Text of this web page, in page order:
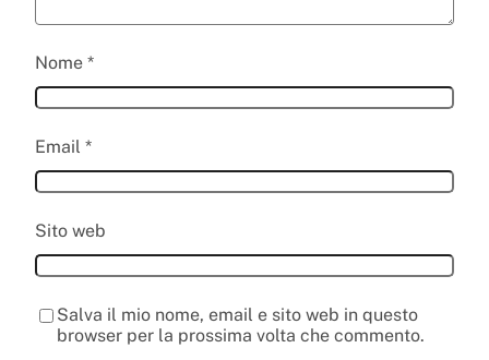
Nome *
Email *
Sito web
Salva il mio nome, email e sito web in questo
browser per la prossima volta che commento.